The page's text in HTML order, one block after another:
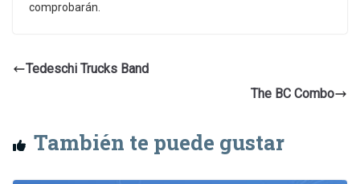
comprobarán.
Tedeschi Trucks Band
The BC Combo
También te puede gustar